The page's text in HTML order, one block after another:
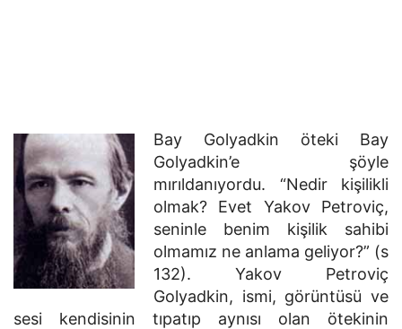
Bay Golyadkin öteki Bay
Golyadkin’e şöyle
mırıldanıyordu. “Nedir kişilikli
olmak? Evet Yakov Petroviç,
seninle benim kişilik sahibi
olmamız ne anlama geliyor?” (s
132). Yakov Petroviç
Golyadkin, ismi, görüntüsü ve
sesi kendisinin tıpatıp aynısı olan ötekinin